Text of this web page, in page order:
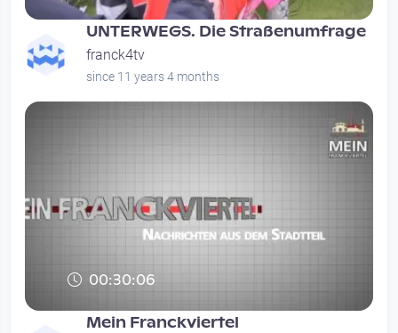
UNTERWEGS. Die Straßenumfrage
franck4tv
since 11 years 4 months
00:30:06
Mein Franckviertel